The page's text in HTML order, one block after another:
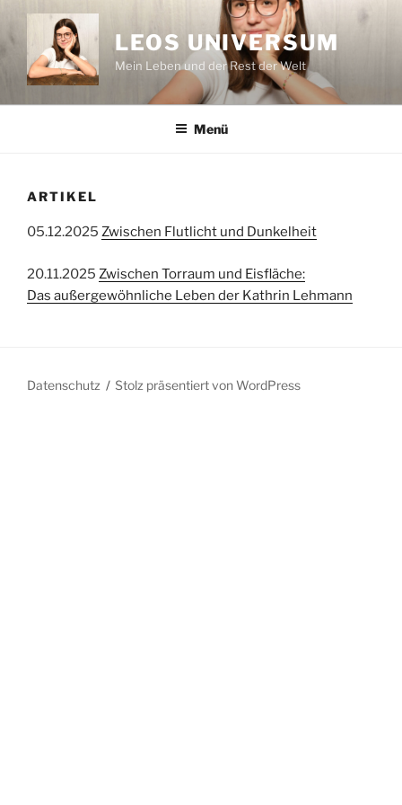
Zum
springen
LEOS UNIVERSUM
Mein Leben und der Rest der Welt
Menü
ARTIKEL
05.12.2025 Zwischen Flutlicht und Dunkelheit
20.11.2025 Zwischen Torraum und Eisfläche:
Das außergewöhnliche Leben der Kathrin Lehmann
Datenschutz Stolz präsentiert von WordPress